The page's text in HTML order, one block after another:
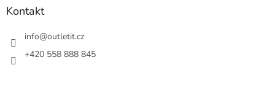
Kontakt
info@outletit.cz
+420 558 888 845